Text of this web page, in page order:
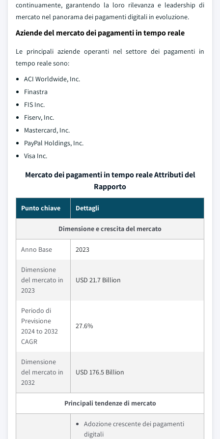
continuamente, garantendo la loro rilevanza e leadership di
mercato nel panorama dei pagamenti digitali in evoluzione.
Aziende del mercato dei pagamenti in tempo reale
Le principali aziende operanti nel settore dei pagamenti in
tempo reale sono:
ACI Worldwide, Inc.
Finastra
FIS Inc.
Fiserv, Inc.
Mastercard, Inc.
PayPal Holdings, Inc.
Visa Inc.
Mercato dei pagamenti in tempo reale Attributi del
Rapporto
Punto chiave Dettagli
Dimensione e crescita del mercato
Anno Base 2023
Dimensione
del mercato in
2023
USD 21.7 Billion
Periodo di
Previsione
2024 to 2032
CAGR
27.6%
Dimensione
del mercato in
2032
USD 176.5 Billion
Principali tendenze di mercato
Adozione crescente dei pagamenti
digitali